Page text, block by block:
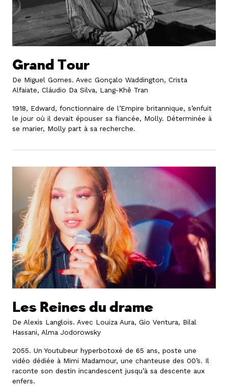
Grand Tour
De Miguel Gomes. Avec Gonçalo Waddington, Crista
Alfaiate, Cláudio Da Silva, Lang-Khê Tran
1918, Edward, fonctionnaire de l’Empire britannique, s’enfuit
le jour où il devait épouser sa fiancée, Molly. Déterminée à
se marier, Molly part à sa recherche.
Les Reines du drame
De Alexis Langlois. Avec Louiza Aura, Gio Ventura, Bilal
Hassani, Alma Jodorowsky
2055. Un Youtubeur hyperbotoxé de 65 ans, poste une
vidéo dédiée à Mimi Madamour, une chanteuse des 00’s. Il
raconte son destin incandescent jusqu’à sa descente aux
enfers.